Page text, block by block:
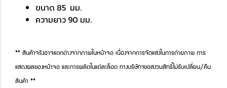
ขนาด 85 มม.
ความยาว 90 มม.
** สินค้าจริงอาจแตกต่างจากภาพในหน้าจอ เนื่องจากการจัดแสงในการถ่ายภาพ การ
แสดงผลของหน้าจอ และการผลิตในแต่ละล็อต ทางบริษัทฯขอสงวนสิทธิ์ไม่รับเปลี่ยน/คืน
สินค้า **